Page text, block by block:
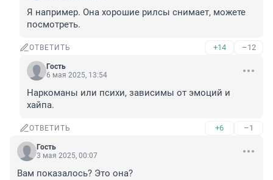
Я например. Она хорошие рилсы снимает, можете
посмотреть.
ОТВЕТИТЬ +14 –12
Гость
6 мая 2025, 13:54
Наркоманы или психи, зависимы от эмоций и
хайпа.
ОТВЕТИТЬ +6 –1
Гость
3 мая 2025, 00:07
Вам показалось? Это она?